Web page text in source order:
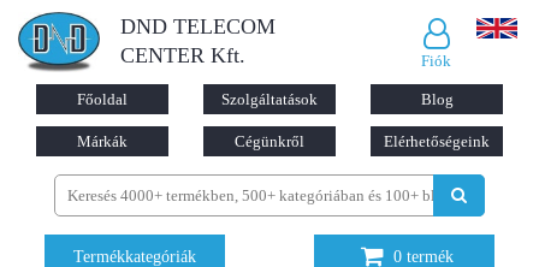
DND TELECOM
CENTER Kft.
Fiók
Főoldal Szolgáltatások Blog
Márkák Cégünkről Elérhetőségeink
Termékkategóriák 0 termék